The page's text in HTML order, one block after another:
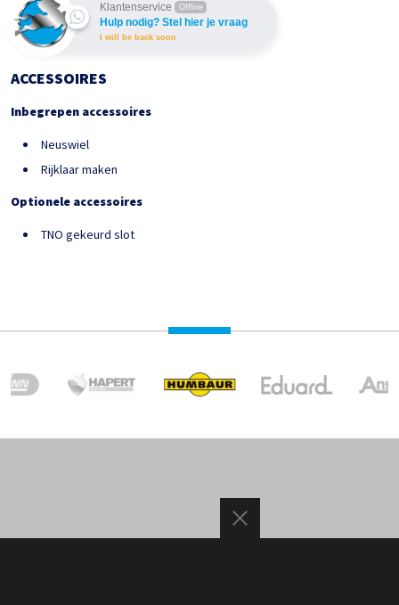
Klantenservice Offline
Hulp nodig? Stel hier je vraag
I will be back soon
ACCESSOIRES
Inbegrepen accessoires
Neuswiel
Rijklaar maken
Optionele accessoires
TNO gekeurd slot